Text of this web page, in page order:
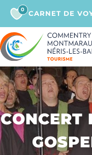
0 CARNET DE
CONCERT